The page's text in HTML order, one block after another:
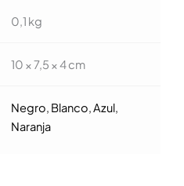
0,1 kg
10 × 7,5 × 4 cm
Negro, Blanco,Azul,
Naranja